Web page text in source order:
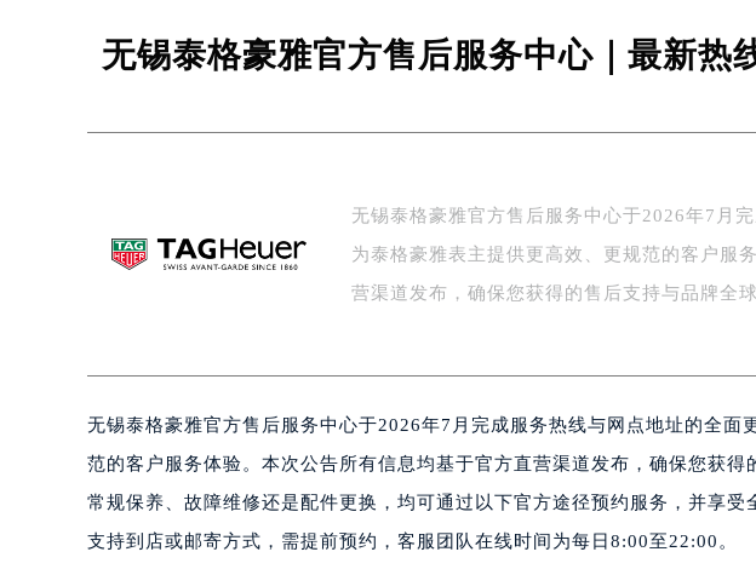
上海市徐汇区虹桥路3号港汇中心写字楼2座37层3705室（需
扬州市邗江区国展路29号星耀天地写字楼1号楼18层1803室
盐城市盐都区世纪大道5号盐城金融城写字楼1号楼16层1604
泰州市海陵区永定东路399号置地商务中心东塔写字楼（华润
绍兴市越城区胜利东路379号世茂天际中心写字楼8层805室（
嘉兴市南湖区广益路705号嘉兴世界贸易中心写字楼A座13层
南昌市红谷滩新区红谷中大道998号绿地双子塔（中央广场）
济南市历下区经十路11111号华润中心写字楼（万象城）15层
无锡泰格豪雅官方售后服务中心｜最新热
无锡泰格豪雅官方售后服务中心于2026年7月
为泰格豪雅表主提供更高效、更规范的客户服
营渠道发布，确保您获得的售后支持与品牌全
无锡泰格豪雅官方售后服务中心于2026年7月完成服务热线与网点地址的全面
范的客户服务体验。本次公告所有信息均基于官方直营渠道发布，确保您获
常规保养、故障维修还是配件更换，均可通过以下官方途径预约服务，并享
支持到店或邮寄方式，需提前预约，客服团队在线时间为每日8:00至22:00。